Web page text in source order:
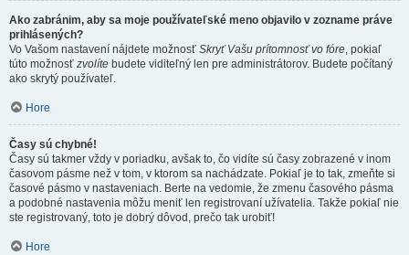
Ako zabránim, aby sa moje používateľské meno objavilo v zozname práve
prihlásených?
Vo Vašom nastavení nájdete možnosť Skryť Vašu prítomnosť vo fóre, pokiaľ
túto možnosť zvolíte budete viditeľný len pre administrátorov. Budete počítaný
ako skrytý používateľ.
Hore
Časy sú chybné!
Časy sú takmer vždy v poriadku, avšak to, čo vidíte sú časy zobrazené v inom
časovom pásme než v tom, v ktorom sa nachádzate. Pokiaľ je to tak, zmeňte si
časové pásmo v nastaveniach. Berte na vedomie, že zmenu časového pásma
a podobné nastavenia môžu meniť len registrovaní užívatelia. Takže pokiaľ nie
ste registrovaný, toto je dobrý dôvod, prečo tak urobiť!
Hore